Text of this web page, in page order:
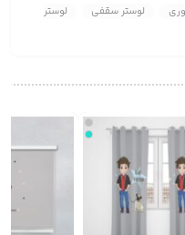
لوستر سقفی
لوستر